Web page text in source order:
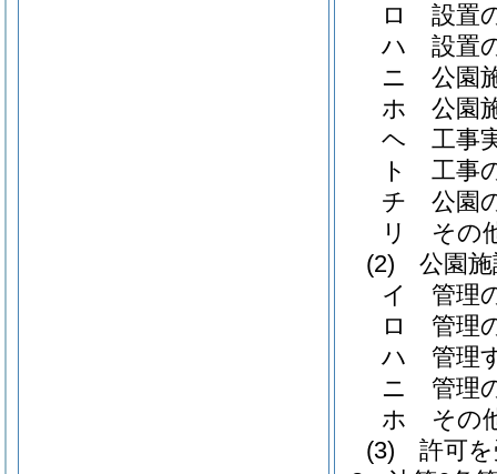
ロ
設置
ハ
設置
ニ
公園
ホ
公園
ヘ
工事
ト
工事
チ
公園
リ
その
(2)
公園
イ
管理
ロ
管理
ハ
管理
ニ
管理
ホ
その
(3)
許可